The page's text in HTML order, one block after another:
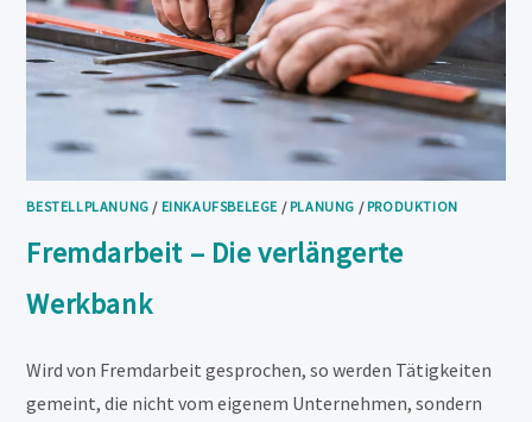
BESTELLPLANUNG / EINKAUFSBELEGE / PLANUNG / PRODUKTION
Fremdarbeit – Die verlängerte
Werkbank
Wird von Fremdarbeit gesprochen, so werden Tätigkeiten
gemeint, die nicht vom eigenem Unternehmen, sondern